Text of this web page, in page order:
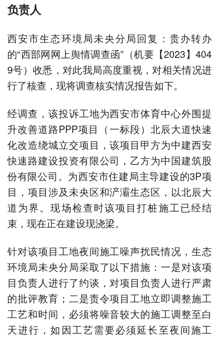
负责人
西安市生态环境局未央分局回复：贵办转办
的“西部网网上舆情调查函”（机要【2023】404
9号）收悉，对此我局高度重视，对相关情况进
行了核查，现将调查核实情况报告如下。
经调查，该投诉工地为西安市体育中心外围提
升改善道路PPP项目（一标段）北辰大道快速
化改造绕城立交项目，该项目甲方为中建西安
快速路建设投资有限公司，乙方为中国建筑股
份有限公司。为西安市住建局主导建设的3P项
目，项目涉及未央区和浐灞生态区，以北辰大
道为界。现场检查时该项目打桩施工已经结
束，现在正在建设现浇梁。
针对该项目工地夜间施工噪声扰民情况，生态
环境局未央分局采取了以下措施：一是对该项
目负责人进行了约谈，对项目负责人进行严肃
的批评教育；二是责令项目工地立即调整施工
工艺和时间，必须将噪音较大的施工调整至白
天进行，如因工艺需要必须延长至夜间施工